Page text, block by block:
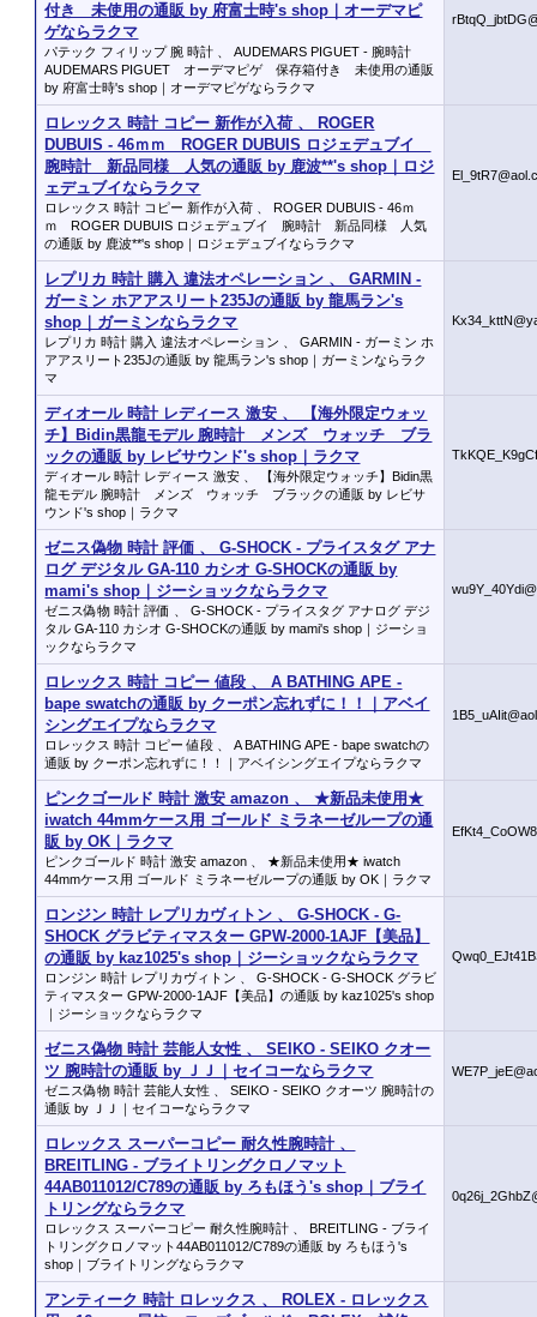
付き 未使用の通販 by 府富士時's shop｜オーデマピ
ゲならラクマ
パテック フィリップ 腕 時計 、 AUDEMARS PIGUET - 腕時計
AUDEMARS PIGUET オーデマピゲ 保存箱付き 未使用の通販
by 府富士時's shop｜オーデマピゲならラクマ
ロレックス 時計 コピー 新作が入荷 、 ROGER
DUBUIS - 46ｍｍ ROGER DUBUIS ロジェデュブイ
腕時計 新品同様 人気の通販 by 鹿波**'s shop｜ロジ
ェデュブイならラクマ
ロレックス 時計 コピー 新作が入荷 、 ROGER DUBUIS - 46ｍ
ｍ ROGER DUBUIS ロジェデュブイ 腕時計 新品同様 人気
の通販 by 鹿波**'s shop｜ロジェデュブイならラクマ
レプリカ 時計 購入 違法オペレーション 、 GARMIN -
ガーミン ホアアスリート235Jの通販 by 龍馬ラン's
shop｜ガーミンならラクマ
レプリカ 時計 購入 違法オペレーション 、 GARMIN - ガーミン ホ
アアスリート235Jの通販 by 龍馬ラン's shop｜ガーミンならラク
マ
ディオール 時計 レディース 激安 、 【海外限定ウォッ
チ】Bidin黒龍モデル 腕時計 メンズ ウォッチ ブラ
ックの通販 by レビサウンド's shop｜ラクマ
ディオール 時計 レディース 激安 、 【海外限定ウォッチ】Bidin黒
龍モデル 腕時計 メンズ ウォッチ ブラックの通販 by レビサ
ウンド's shop｜ラクマ
ゼニス偽物 時計 評価 、 G-SHOCK - プライスタグ アナ
ログ デジタル GA-110 カシオ G-SHOCKの通販 by
mami's shop｜ジーショックならラクマ
ゼニス偽物 時計 評価 、 G-SHOCK - プライスタグ アナログ デジ
タル GA-110 カシオ G-SHOCKの通販 by mami's shop｜ジーショ
ックならラクマ
ロレックス 時計 コピー 値段 、 A BATHING APE -
bape swatchの通販 by クーポン忘れずに！！｜アベイ
シングエイプならラクマ
ロレックス 時計 コピー 値段 、 A BATHING APE - bape swatchの
通販 by クーポン忘れずに！！｜アベイシングエイプならラクマ
ピンクゴールド 時計 激安 amazon 、 ★新品未使用★
iwatch 44mmケース用 ゴールド ミラネーゼループの通
販 by OK｜ラクマ
ピンクゴールド 時計 激安 amazon 、 ★新品未使用★ iwatch
44mmケース用 ゴールド ミラネーゼループの通販 by OK｜ラクマ
ロンジン 時計 レプリカヴィトン 、 G-SHOCK - G-
SHOCK グラビティマスター GPW-2000-1AJF【美品】
の通販 by kaz1025's shop｜ジーショックならラクマ
ロンジン 時計 レプリカヴィトン 、 G-SHOCK - G-SHOCK グラビ
ティマスター GPW-2000-1AJF【美品】の通販 by kaz1025's shop
｜ジーショックならラクマ
ゼニス偽物 時計 芸能人女性 、 SEIKO - SEIKO クオー
ツ 腕時計の通販 by ＪＪ｜セイコーならラクマ
ゼニス偽物 時計 芸能人女性 、 SEIKO - SEIKO クオーツ 腕時計の
通販 by ＪＪ｜セイコーならラクマ
ロレックス スーパーコピー 耐久性腕時計 、
BREITLING - ブライトリングクロノマット
44AB011012/C789の通販 by ろもほう's shop｜ブライ
トリングならラクマ
ロレックス スーパーコピー 耐久性腕時計 、 BREITLING - ブライ
トリングクロノマット44AB011012/C789の通販 by ろもほう's
shop｜ブライトリングならラクマ
アンティーク 時計 ロレックス 、 ROLEX - ロレックス